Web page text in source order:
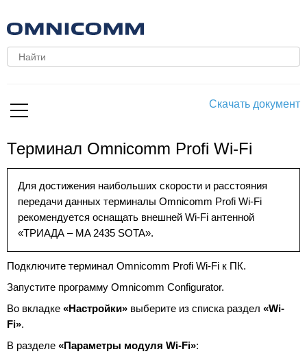
Скачать документ
Терминал Omnicomm Profi Wi-Fi
Для достижения наибольших скорости и расстояния
передачи данных терминалы Omnicomm Profi Wi-Fi
рекомендуется оснащать внешней Wi-Fi антенной
«ТРИАДА – MA 2435 SOTA».
Подключите терминал Omnicomm Profi Wi-Fi к ПК.
Запустите программу Omnicomm Configurator.
Во вкладке «Настройки» выберите из списка раздел «Wi-
Fi».
В разделе «Параметры модуля Wi-Fi»: